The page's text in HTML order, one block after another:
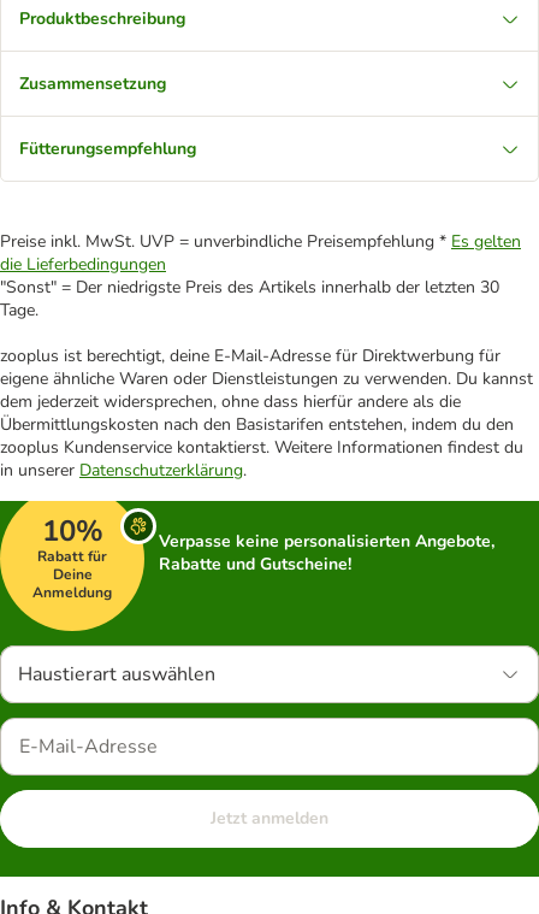
Produktbeschreibung
Zusammensetzung
Fütterungsempfehlung
Preise inkl. MwSt. UVP = unverbindliche Preisempfehlung * Es gelten
die Lieferbedingungen
"Sonst" = Der niedrigste Preis des Artikels innerhalb der letzten 30
Tage.
zooplus ist berechtigt, deine E-Mail-Adresse für Direktwerbung für
eigene ähnliche Waren oder Dienstleistungen zu verwenden. Du kannst
dem jederzeit widersprechen, ohne dass hierfür andere als die
Übermittlungskosten nach den Basistarifen entstehen, indem du den
zooplus Kundenservice kontaktierst. Weitere Informationen findest du
in unserer Datenschutzerklärung.
10%
Rabatt für
Deine
Anmeldung
Verpasse keine personalisierten Angebote,
Rabatte und Gutscheine!
Haustierart auswählen
Jetzt anmelden
Info & Kontakt